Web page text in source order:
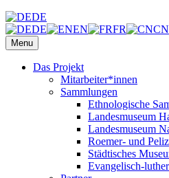
DE
DE
EN FR CN
Menu
Das Projekt
Mitarbeiter*innen
Sammlungen
Ethnologische
Landesmuseum
Landesmuseum
Roemer- und
Städtisches
Evangelisch-